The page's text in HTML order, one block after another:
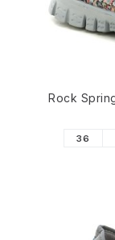
Rock
36